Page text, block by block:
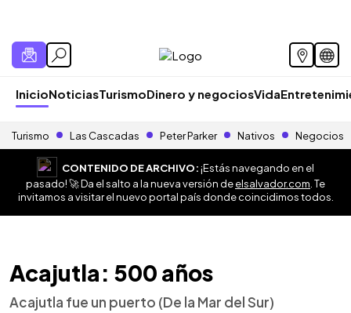
InicioNoticiasTurismoDinero y negociosVida
Turismo Las Cascadas Peter Parker Nativos Negocios
CONTENIDO DE ARCHIVO:¡Estás navegando en el
pasado! 🚀 Da el salto a la nueva versión deelsalvador.com . Te
invitamos a visitar el nuevo portal país donde coincidimos todos.
Acajutla: 500 años
Acajutla fue un puerto (De la Mar del Sur)